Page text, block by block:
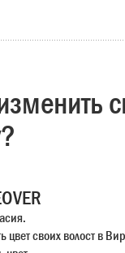
своих волост в